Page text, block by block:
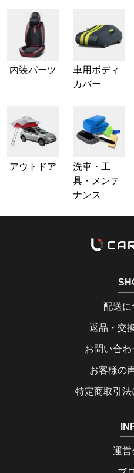
内装パーツ
車用ボディ
カバー
アウトドア
洗車・工
具・メンテ
ナンス
配送に
返品・交
お問い合
お客様の
特定商取引
運営